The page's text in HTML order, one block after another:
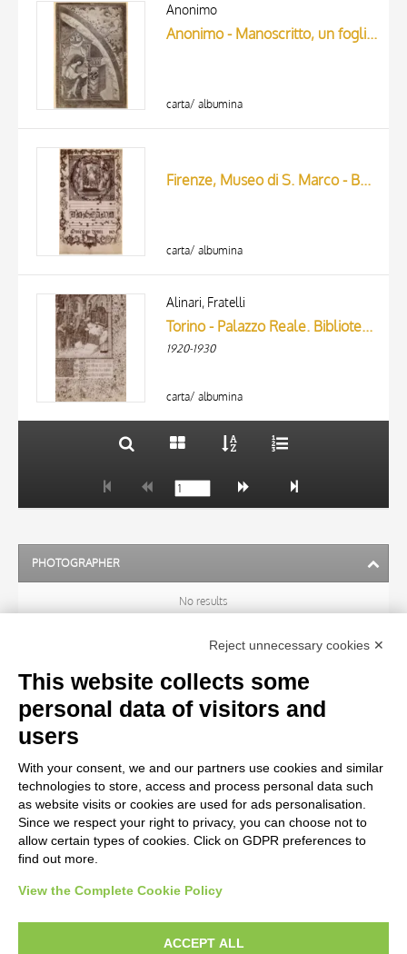
Anonimo
Anonimo - Manoscritto, un foglio miniato, San Matteo Evangelista e l'angelo
carta/ albumina
Firenze, Museo di S. Marco - Bartolomeo di Fruosino
carta/ albumina
Alinari, Fratelli
Torino - Palazzo Reale. Biblioteca. Messale di Papa Felice V°, la S. Messa. (XV. Secolo).
1920-1930
carta/ albumina
TITLE
ARTISTA
PHOTOGRAPHER
No results
TITLE
MATERIAL AND TECHNIQUE
CENTURY
diritto d’autore, legge 22 aprile 1941 n. 633. I diritti degli autori, degli artisti e
Reject unnecessary cookies ✕
This website collects some
personal data of visitors and
users
With your consent, we and our partners use cookies and similar
technologies to store, access and process personal data such
as website visits or cookies are used for ads personalisation.
Since we respect your right to privacy, you can choose not to
allow certain types of cookies. Click on GDPR preferences to
find out more.
View the Complete Cookie Policy
ACCEPT ALL